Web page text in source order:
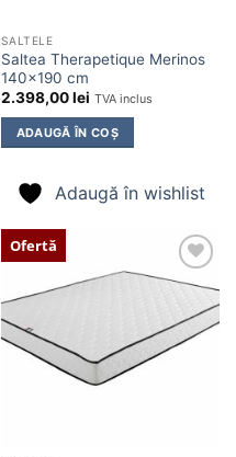
SALTELE
Saltea Therapetique Merinos
140×190 cm
2.398,00lei TVA inclus
ADAUGĂ ÎN COȘ
Adaugă în wishlist
Ofertă
Adaugă
wishlist